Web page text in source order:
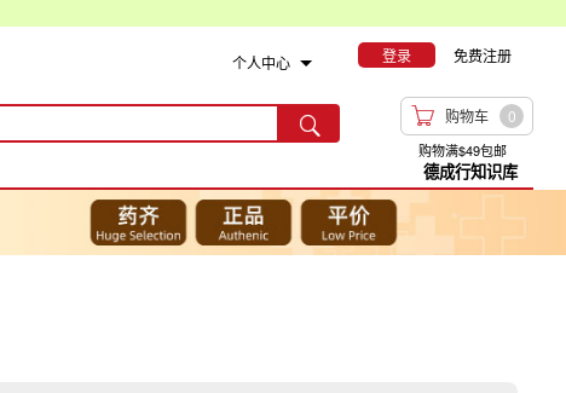
个人中心 登录 免费注册
  购物车 0
购物满$49包邮
德成行知识库